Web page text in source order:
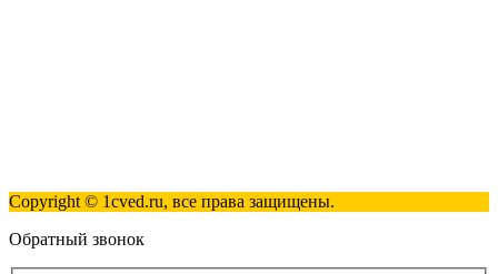
Copyright © 1cved.ru, все права защищены.
Обратный звонок